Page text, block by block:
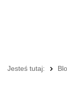
Jesteś tutaj: